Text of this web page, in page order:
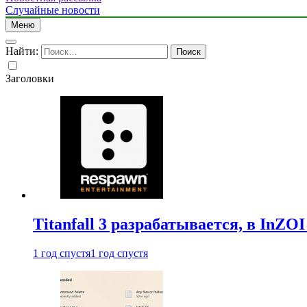
Случайные новости
Меню
Найти:
Заголовки
Titanfall 3 разрабатывается, в
1 год спустя1 год спустя